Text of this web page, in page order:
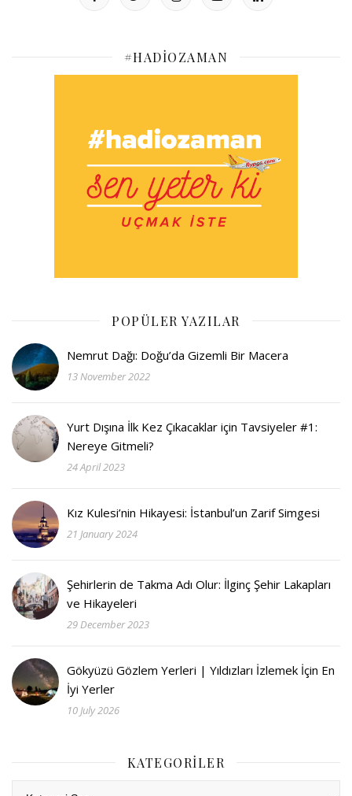
#HADIOZAMAN
POPÜLER YAZILAR
Nemrut Dağı: Doğu’da Gizemli Bir Macera
13 November 2022
Yurt Dışına İlk Kez Çıkacaklar için Tavsiyeler #1:
Nereye Gitmeli?
24 April 2023
Kız Kulesi’nin Hikayesi: İstanbul’un Zarif Simgesi
21 January 2024
Şehirlerin de Takma Adı Olur: İlginç Şehir Lakapları
ve Hikayeleri
29 December 2023
Gökyüzü Gözlem Yerleri | Yıldızları İzlemek İçin En
İyi Yerler
10 July 2026
KATEGORILER